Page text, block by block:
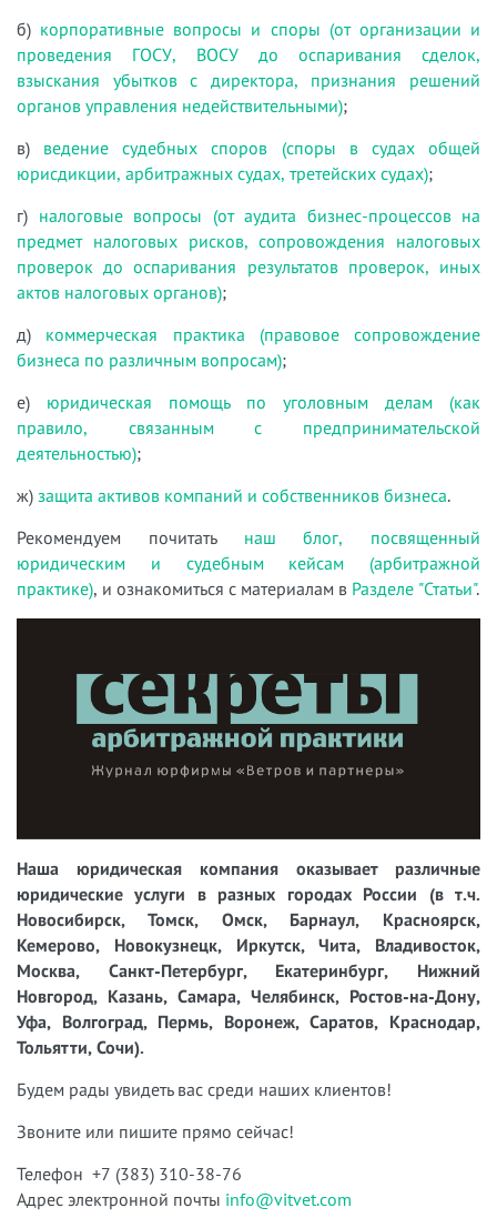
б) корпоративные вопросы и споры (от организации и
проведения ГОСУ, ВОСУ до оспаривания сделок,
взыскания убытков с директора, признания решений
органов управления недействительными);
в) ведение судебных споров (споры в судах общей
юрисдикции, арбитражных судах, третейских судах);
г) налоговые вопросы (от аудита бизнес-процессов на
предмет налоговых рисков, сопровождения налоговых
проверок до оспаривания результатов проверок, иных
актов налоговых органов);
д) коммерческая практика (правовое сопровождение
бизнеса по различным вопросам);
е) юридическая помощь по уголовным делам (как
правило, связанным с предпринимательской
деятельностью);
ж) защита активов компаний и собственников бизнеса.
Рекомендуем почитать наш блог, посвященный
юридическим и судебным кейсам (арбитражной
практике), и ознакомиться с материалам в Разделе "Статьи".
Наша юридическая компания оказывает различные
юридические услуги в разных городах России (в т.ч.
Новосибирск, Томск, Омск, Барнаул, Красноярск,
Кемерово, Новокузнецк, Иркутск, Чита, Владивосток,
Москва, Санкт-Петербург, Екатеринбург, Нижний
Новгород, Казань, Самара, Челябинск, Ростов-на-Дону,
Уфа, Волгоград, Пермь, Воронеж, Саратов, Краснодар,
Тольятти, Сочи).
Будем рады увидеть вас среди наших клиентов!
Звоните или пишите прямо сейчас!
Телефон +7 (383) 310-38-76
Адрес электронной почты info@vitvet.com